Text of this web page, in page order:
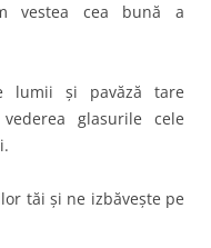
vestea cea bună a
lumii şi pavăză tare
glasurile cele
tăi şi ne izbăveşte pe